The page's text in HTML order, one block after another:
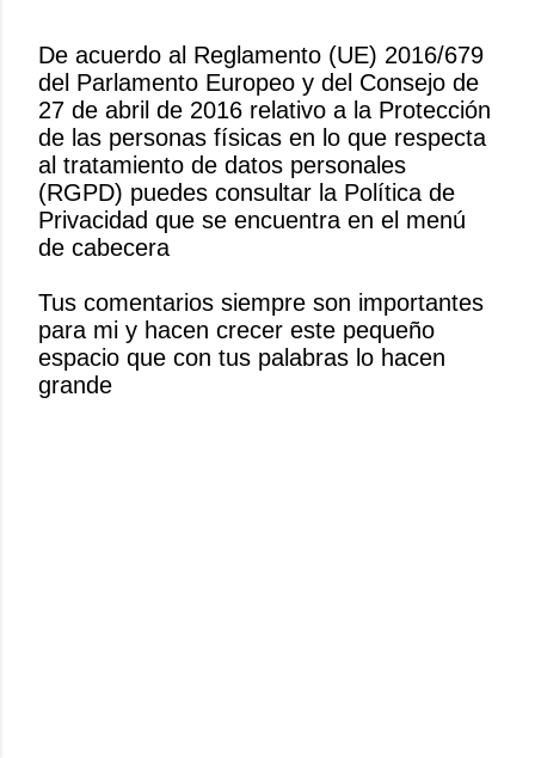
P
u
b
l
i
c
a
u
n
c
o
De acuerdo al Reglamento (UE) 2016/679
del Parlamento Europeo y del Consejo de
27 de abril de 2016 relativo a la Protección
de las personas físicas en lo que respecta
al tratamiento de datos personales
(RGPD) puedes consultar la Política de
Privacidad que se encuentra en el menú
de cabecera
Tus comentarios siempre son importantes
para mi y hacen crecer este pequeño
espacio que con tus palabras lo hacen
grande